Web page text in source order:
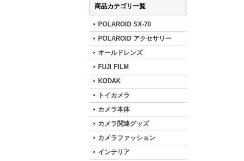
商品カテゴリ一覧
POLAROID SX-70
POLAROID アクセサリー
オールドレンズ
FUJI FILM
KODAK
トイカメラ
カメラ本体
カメラ関連グッズ
カメラファッション
インテリア